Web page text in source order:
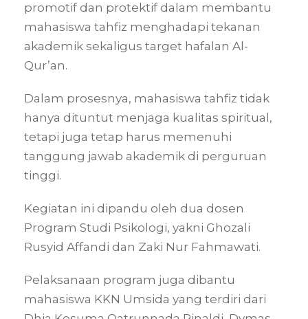
promotif dan protektif dalam membantu
mahasiswa tahfiz menghadapi tekanan
akademik sekaligus target hafalan Al-
Qur’an.
Dalam prosesnya, mahasiswa tahfiz tidak
hanya dituntut menjaga kualitas spiritual,
tetapi juga tetap harus memenuhi
tanggung jawab akademik di perguruan
tinggi.
Kegiatan ini dipandu oleh dua dosen
Program Studi Psikologi, yakni Ghozali
Rusyid Affandi dan Zaki Nur Fahmawati.
Pelaksanaan program juga dibantu
mahasiswa KKN Umsida yang terdiri dari